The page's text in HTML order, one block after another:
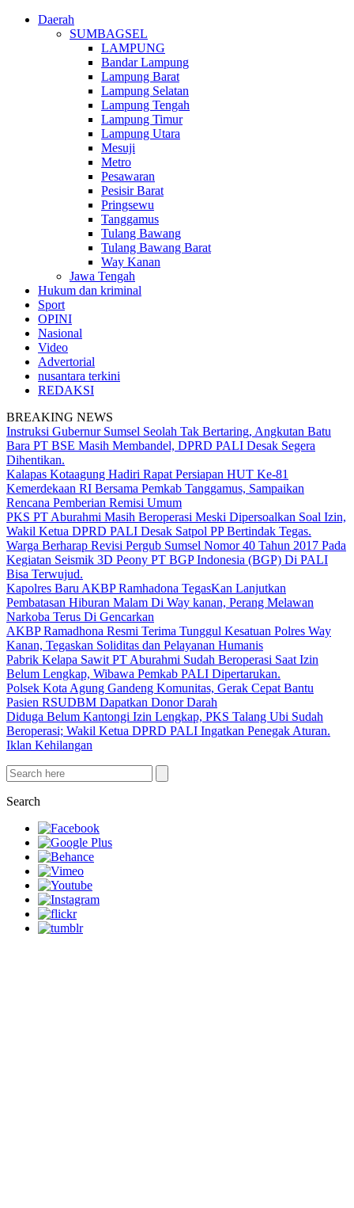
Daerah
SUMBAGSEL
LAMPUNG
Bandar Lampung
Lampung Barat
Lampung Selatan
Lampung Tengah
Lampung Timur
Lampung Utara
Mesuji
Metro
Pesawaran
Pesisir Barat
Pringsewu
Tanggamus
Tulang Bawang
Tulang Bawang Barat
Way Kanan
Jawa Tengah
Hukum dan kriminal
Sport
OPINI
Nasional
Video
Advertorial
nusantara terkini
REDAKSI
BREAKING NEWS
Instruksi Gubernur Sumsel Seolah Tak Bertaring, Angkutan Batu
Bara PT BSE Masih Membandel, DPRD PALI Desak Segera
Dihentikan.
Kalapas Kotaagung Hadiri Rapat Persiapan HUT Ke-81
Kemerdekaan RI Bersama Pemkab Tanggamus, Sampaikan
Rencana Pemberian Remisi Umum
PKS PT Aburahmi Masih Beroperasi Meski Dipersoalkan Soal Izin,
Wakil Ketua DPRD PALI Desak Satpol PP Bertindak Tegas.
Warga Berharap Revisi Pergub Sumsel Nomor 40 Tahun 2017 Pada
Kegiatan Seismik 3D Peony PT BGP Indonesia (BGP) Di PALI
Bisa Terwujud.
Kapolres Baru AKBP Ramhadona TegasKan Lanjutkan
Pembatasan Hiburan Malam Di Way kanan, Perang Melawan
Narkoba Terus Di Gencarkan
AKBP Ramadhona Resmi Terima Tunggul Kesatuan Polres Way
Kanan, Tegaskan Soliditas dan Pelayanan Humanis
Pabrik Kelapa Sawit PT Aburahmi Sudah Beroperasi Saat Izin
Belum Lengkap, Wibawa Pemkab PALI Dipertarukan.
Polsek Kota Agung Gandeng Komunitas, Gerak Cepat Bantu
Pasien RSUDBM Dapatkan Donor Darah
Diduga Belum Kantongi Izin Lengkap, PKS Talang Ubi Sudah
Beroperasi; Wakil Ketua DPRD PALI Ingatkan Penegak Aturan.
Iklan Kehilangan
Search